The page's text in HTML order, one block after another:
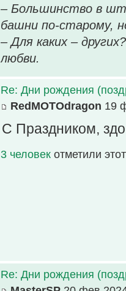
– Большинство в
башни по-старому,
– Для каких –
любви.
Re: Дни рождения
RedMOTOdragon 19
С Праздником,
3 человек отметили
Re: Дни рождения